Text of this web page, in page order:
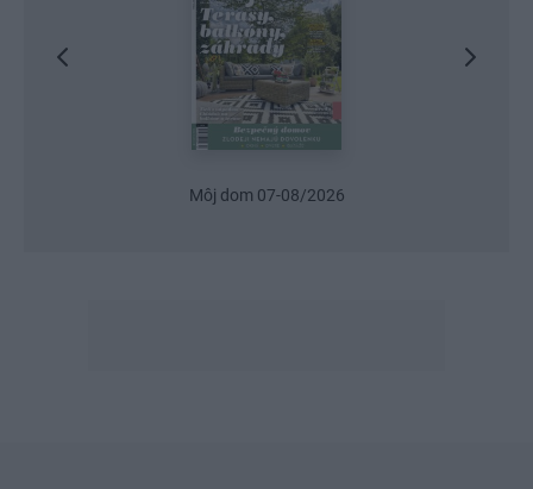
Urob si sám 6/2026